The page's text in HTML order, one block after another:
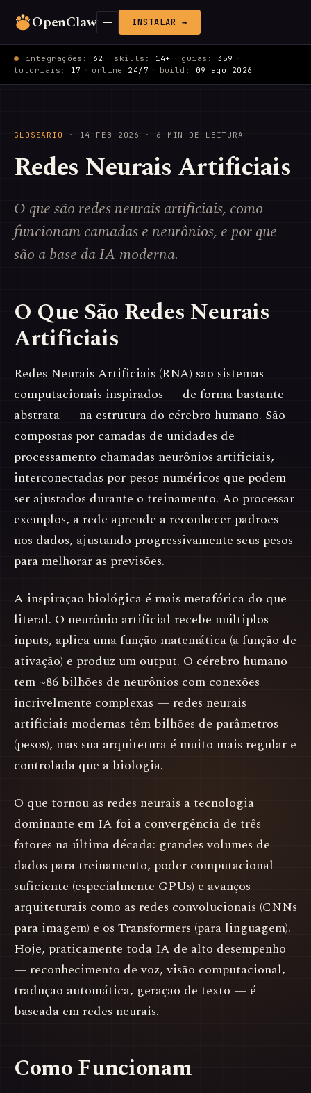
OpenClaw INSTALAR →
integrações: 62 · skills: 14+ · guias: 359 ·
tutoriais: 17 · online 24/7 · build: 09 ago 2026
GLOSSARIO · 14 FEB 2026 · 6 MIN DE LEITURA
Redes Neurais Artificiais
O que são redes neurais artificiais, como
funcionam camadas e neurônios, e por que
são a base da IA moderna.
O Que São Redes Neurais
Artificiais
Redes Neurais Artificiais (RNA) são sistemas
computacionais inspirados — de forma bastante
abstrata — na estrutura do cérebro humano. São
compostas por camadas de unidades de
processamento chamadas neurônios artificiais,
interconectadas por pesos numéricos que podem
ser ajustados durante o treinamento. Ao processar
exemplos, a rede aprende a reconhecer padrões
nos dados, ajustando progressivamente seus pesos
para melhorar as previsões.
A inspiração biológica é mais metafórica do que
literal. O neurônio artificial recebe múltiplos
inputs, aplica uma função matemática (a função de
ativação) e produz um output. O cérebro humano
tem ~86 bilhões de neurônios com conexões
incrivelmente complexas — redes neurais
artificiais modernas têm bilhões de parâmetros
(pesos), mas sua arquitetura é muito mais regular e
controlada que a biologia.
O que tornou as redes neurais a tecnologia
dominante em IA foi a convergência de três
fatores na última década: grandes volumes de
dados para treinamento, poder computacional
suficiente (especialmente GPUs) e avanços
arquiteturais como as redes convolucionais (CNNs
para imagem) e os Transformers (para linguagem).
Hoje, praticamente toda IA de alto desempenho
— reconhecimento de voz, visão computacional,
tradução automática, geração de texto — é
baseada em redes neurais.
Como Funcionam